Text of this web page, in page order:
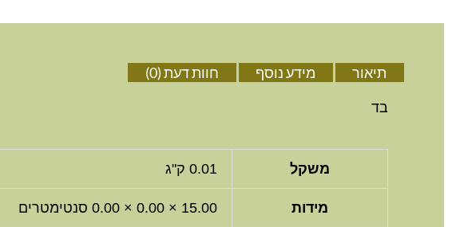
תיאור מידע נוסף חוות דעת (0)
בד
משקל 0.01 ק"ג
מידות 15.00 × 0.00 × 0.00 סנטימטרים